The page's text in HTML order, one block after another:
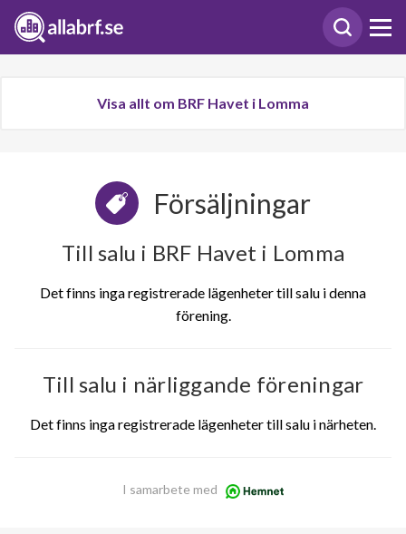
Visa allt om BRF Havet i Lomma
Försäljningar
Till salu i BRF Havet i Lomma
Det finns inga registrerade lägenheter till salu i denna
förening.
Till salu i närliggande föreningar
Det finns inga registrerade lägenheter till salu i närheten.
I samarbete med